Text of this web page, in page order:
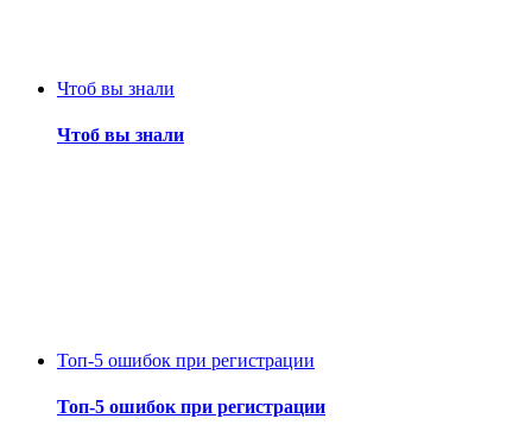
Чтоб вы знали
Чтоб вы знали
Топ-5 ошибок при регистрации
Топ-5 ошибок при регистрации